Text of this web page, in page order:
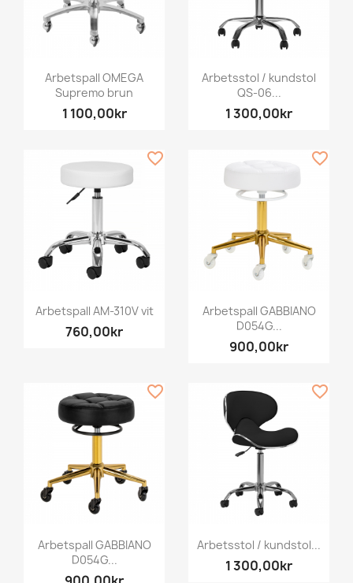
Arbetspall OMEGA
Supremo brun
1 100,00kr
Arbetsstol / kundstol
QS-06...
1 300,00kr
Arbetspall AM-310V vit
760,00kr
favorite_border
Arbetspall GABBIANO
D054G...
900,00kr
favorite_border
Arbetspall GABBIANO
D054G...
favorite_border
Arbetsstol / kundstol...
1 300,00kr
favorite_border